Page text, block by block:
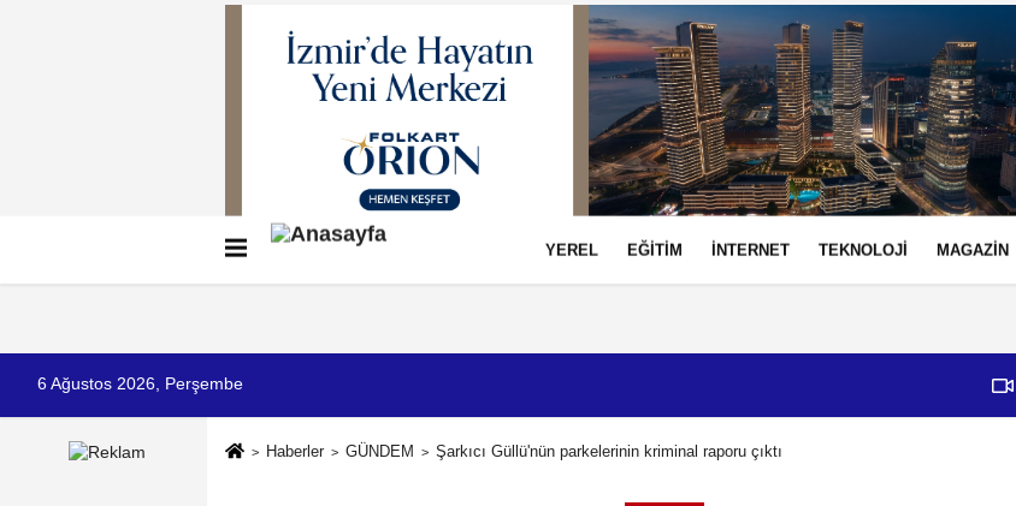
Künye Gizlilik İlkeleri
YEREL EĞİTİM İNTERNET TEKNOLOJİ MAGAZİN
6 Ağustos 2026, Perşembe
Haberler GÜNDEM Şarkıcı Güllü'nün parkelerinin kriminal raporu çıktı